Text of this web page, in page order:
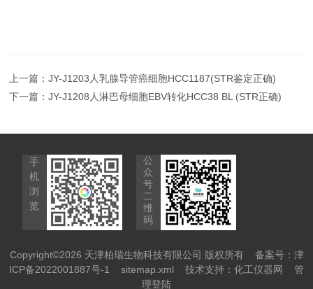
上一篇：JY-J1203人乳腺导管癌细胞HCC1187(STR鉴定正确)
下一篇：JY-J1208人淋巴母细胞EBV转化HCC38 BL (STR正确)
手
机
浏
览
公
众
号
二
维
码
Copyright©2026 天津柏瑞生物科技有限公司 版权所有 备案号：津
ICP备2022001887号-1
sitemap.xml 技术支持： 化工仪器网
管
理登陆